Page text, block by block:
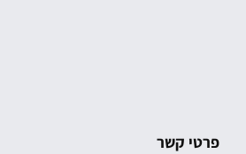
פרטי קשר